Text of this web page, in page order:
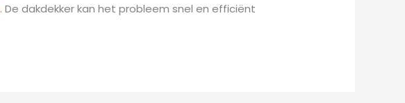
. De dakdekker kan het probleem snel en efficiënt